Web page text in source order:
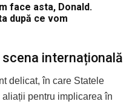
face asta, Donald.
după ce vom
internațională
delicat, în care Statele
pentru implicarea în